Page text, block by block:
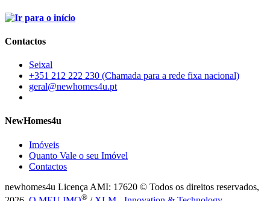
Contactos
Seixal
+351 212 222 230 (Chamada para a rede fixa nacional)
geral@newhomes4u.pt
NewHomes4u
Imóveis
Quanto Vale o seu Imóvel
Contactos
newhomes4u Licença AMI: 17620 © Todos os direitos reservados,
®